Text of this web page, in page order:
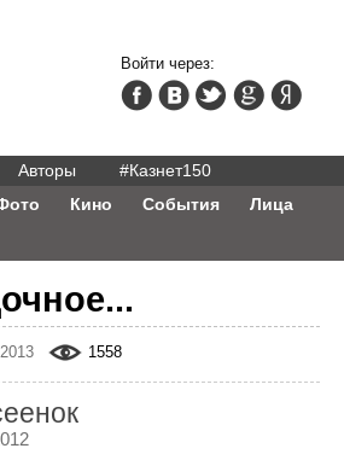
Авторы
#Казнет150
Кино События
Лица
Войти через:
1558